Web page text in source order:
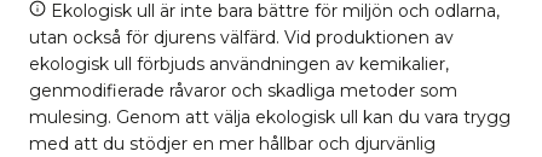
Ekologisk ull är inte bara bättre för miljön och odlarna,
utan också för djurens välfärd. Vid produktionen av
ekologisk ull förbjuds användningen av kemikalier,
genmodifierade råvaror och skadliga metoder som
mulesing. Genom att välja ekologisk ull kan du vara trygg
med att du stödjer en mer hållbar och djurvänlig